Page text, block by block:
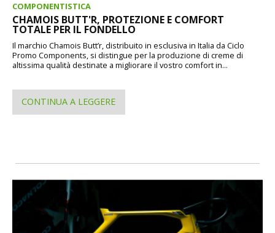
COMPONENTISTICA
CHAMOIS BUTT'R, PROTEZIONE E COMFORT
TOTALE PER IL FONDELLO
Il marchio Chamois Butt’r, distribuito in esclusiva in Italia da Ciclo
Promo Components, si distingue per la produzione di creme di
altissima qualità destinate a migliorare il vostro comfort in...
CONTINUA A LEGGERE